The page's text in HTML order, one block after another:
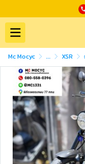
Mc Mocyc ... XSR